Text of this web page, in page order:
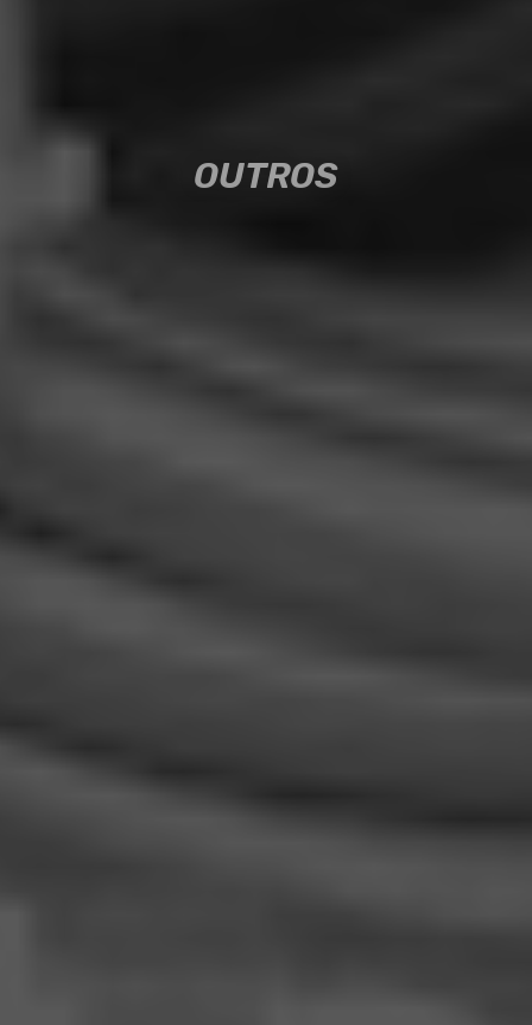
OUTROS
OUTROS